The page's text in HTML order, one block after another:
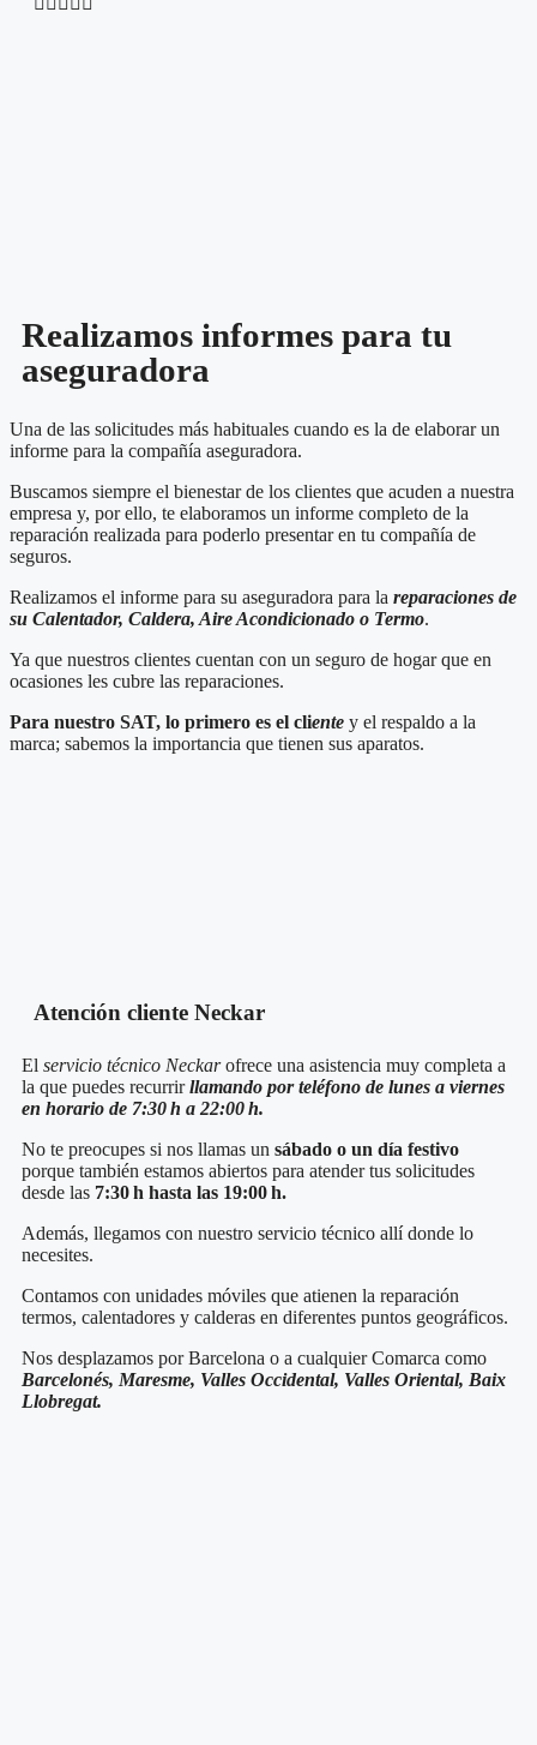
Realizamos informes para tu
aseguradora
Una de las solicitudes más habituales cuando es la de elaborar un
informe para la compañía aseguradora.
Buscamos siempre el bienestar de los clientes que acuden a nuestra
empresa y, por ello, te elaboramos un informe completo de la
reparación realizada para poderlo presentar en tu compañía de
seguros.
Realizamos el informe para su aseguradora para la reparaciones de
su Calentador, Caldera, Aire Acondicionado o Termo.
Ya que nuestros clientes cuentan con un seguro de hogar que en
ocasiones les cubre las reparaciones.
Para nuestro SAT, lo primero es el cliente y el respaldo a la
marca; sabemos la importancia que tienen sus aparatos.
Atención cliente Neckar
El servicio técnico Neckarofrece una asistencia muy completa a
la que puedes recurrirllamando por teléfono de lunes a viernes
en horario de 7:30 h a 22:00 h.
No te preocupes si nos llamas un sábado o un día festivo
porque también estamos abiertos para atender tus solicitudes
desde las 7:30 h hasta las 19:00 h.
Además, llegamos con nuestro servicio técnico allí donde lo
necesites.
Contamos con unidades móviles que atienen la reparación
termos, calentadores y calderas en diferentes puntos geográficos.
Nos desplazamos por Barcelona o a cualquier Comarca como
Barcelonés, Maresme, Valles Occidental, Valles Oriental, Baix
Llobregat.